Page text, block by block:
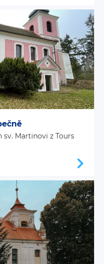
sv. Martinovi z Tours